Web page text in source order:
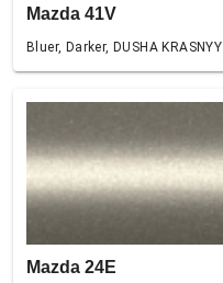
Mazda 41V
Bluer, Darker, DUSHA KRASNYY
Mazda 24E